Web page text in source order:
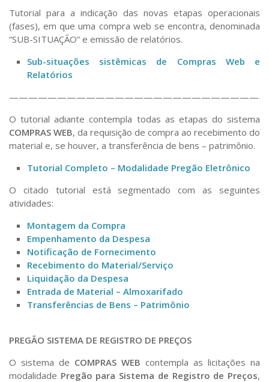
DASAT – Serviço de Administração de Transportes
Guia de procedimentos para entrega e
recebimento de veículos
DASA – Serviço de Almoxarifado
DASP – Serviço de Patrimônio
Patrimônio Web – Manuais e Rotinas de
Sistema
Bens a Disposição
Administração Patrimonial – Legislação,
Projetos em andamento
DASAC – Serviço de Atividades Complementares
DASME – Seção de Manutenção Elétrica
DASM – Seção de Manutenção
Capacitação Compras e Licitações
Cadastro SEI!
Capacitação SEI
FAQ Importação FAPESP
Comitê de inventário
Normas e Procedimentos de Inventário
Descaracterização de bens móveis – procedimentos
Tutorial para a indicação das novas etapas operacionais
(fases), em que uma compra web se encontra, denominada
“SUB-SITUAÇÃO” e emissão de relatórios.
Sub-situações sistêmicas de Compras Web e
Relatórios
O tutorial adiante contempla todas as etapas do sistema
COMPRAS WEB, da requisição de compra ao recebimento do
material e, se houver, a transferência de bens – patrimônio.
Tutorial Completo – Modalidade Pregão Eletrônico
O citado tutorial está segmentado com as seguintes
atividades:
Montagem da Compra
Empenhamento da Despesa
Notificação de Fornecimento
Recebimento do Material/Serviço
Liquidação da Despesa
Entrada de Material – Almoxarifado
Transferências de Bens – Patrimônio
PREGÃO SISTEMA DE REGISTRO DE PREÇOS
O sistema de COMPRAS WEB contempla as licitações na
modalidade Pregão para Sistema de Registro de Preços,